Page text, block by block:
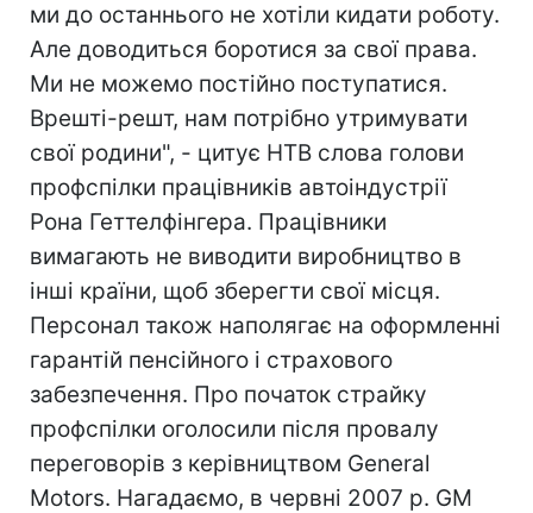
ми до останнього не хотіли кидати роботу.
Але доводиться боротися за свої права.
Ми не можемо постійно поступатися.
Врешті-решт, нам потрібно утримувати
свої родини", - цитує НТВ слова голови
профспілки працівників автоіндустрії
Рона Геттелфінгера. Працівники
вимагають не виводити виробництво в
інші країни, щоб зберегти свої місця.
Персонал також наполягає на оформленні
гарантій пенсійного і страхового
забезпечення. Про початок страйку
профспілки оголосили після провалу
переговорів з керівництвом General
Motors. Нагадаємо, в червні 2007 р. GM